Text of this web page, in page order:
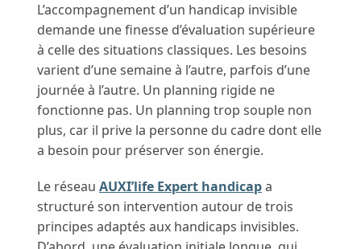
L’accompagnement d’un handicap invisible
demande une finesse d’évaluation supérieure
à celle des situations classiques. Les besoins
varient d’une semaine à l’autre, parfois d’une
journée à l’autre. Un planning rigide ne
fonctionne pas. Un planning trop souple non
plus, car il prive la personne du cadre dont elle
a besoin pour préserver son énergie.
Le réseau AUXI’life Expert handicapa
structuré son intervention autour de trois
principes adaptés aux handicaps invisibles.